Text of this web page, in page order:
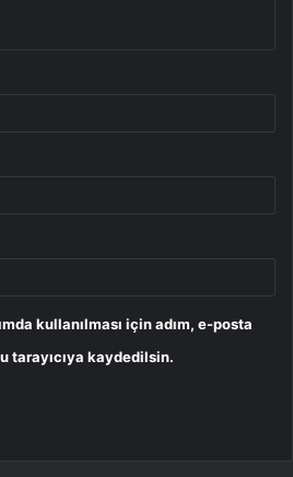
kullanılması için adım, e-posta
tarayıcıya kaydedilsin.